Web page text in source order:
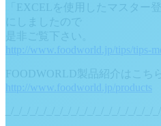
「EXCELを使用したマスター
にしましたので
是非ご覧下さい。
http://www.foodworld.jp/tips/tips-
FOODWORLD製品紹介はこち
http://www.foodworld.jp/products